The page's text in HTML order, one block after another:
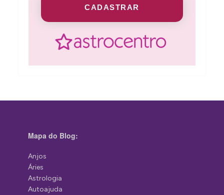
CADASTRAR
Mapa do Blog:
Anjos
Áries
Astrologia
Autoajuda